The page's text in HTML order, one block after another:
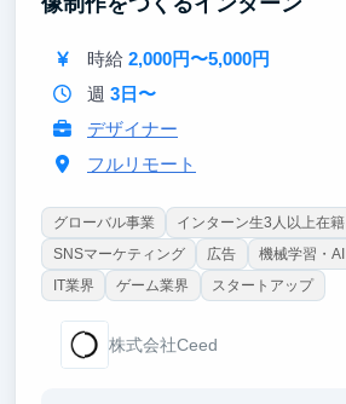
時給 2,000円〜5,000円
週 3日〜
デザイナー
フルリモート
グローバル事業 インターン生3人以上在籍
SNSマーケティング
広告 機械学習・AI
IT業界
ゲーム業界 スタートアップ
株式会社Ceed